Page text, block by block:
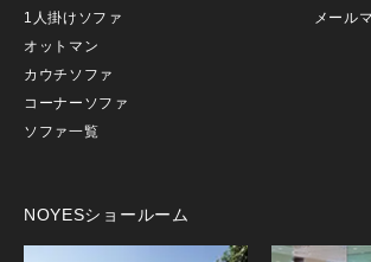
1人掛けソファ
オットマン
カウチソファ
コーナーソファ
ソファ一覧
メール
NOYESショールーム